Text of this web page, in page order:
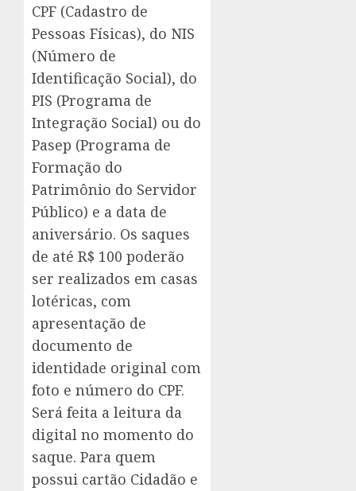
CPF (Cadastro de
Pessoas Físicas), do NIS
(Número de
Identificação Social), do
PIS (Programa de
Integração Social) ou do
Pasep (Programa de
Formação do
Patrimônio do Servidor
Público) e a data de
aniversário. Os saques
de até R$ 100 poderão
ser realizados em casas
lotéricas, com
apresentação de
documento de
identidade original com
foto e número do CPF.
Será feita a leitura da
digital no momento do
saque. Para quem
possui cartão Cidadão e